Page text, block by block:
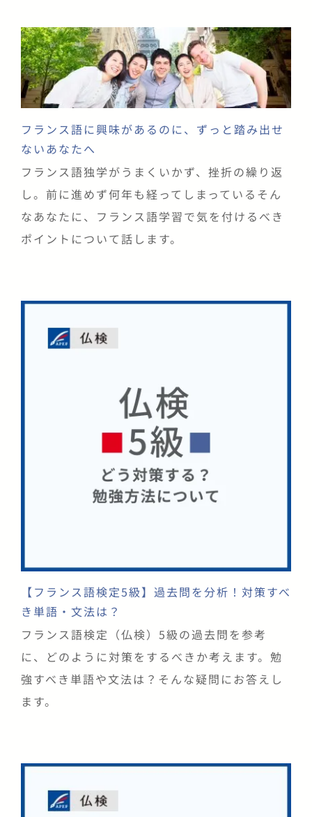
フランス語に興味があるのに、ずっと踏み出せ
ないあなたへ
フランス語独学がうまくいかず、挫折の繰り返
し。前に進めず何年も経ってしまっているそん
なあなたに、フランス語学習で気を付けるべき
ポイントについて話します。
【フランス語検定5級】過去問を分析！対策すべ
き単語・文法は？
フランス語検定（仏検）5級の過去問を参考
に、どのように対策をするべきか考えます。勉
強すべき単語や文法は？そんな疑問にお答えし
ます。